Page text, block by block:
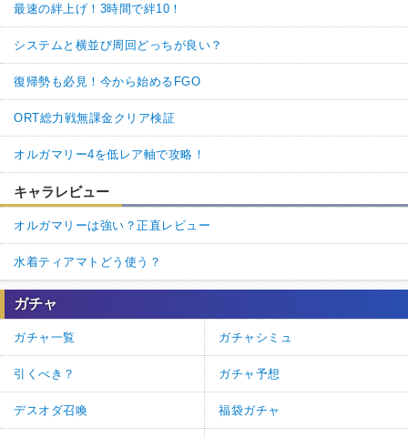
最速の絆上げ！3時間で絆10！
システムと横並び周回どっちが良い？
復帰勢も必見！今から始めるFGO
ORT総力戦無課金クリア検証
オルガマリー4を低レア軸で攻略！
キャラレビュー
オルガマリーは強い？正直レビュー
水着ティアマトどう使う？
ガチャ
ガチャ一覧 ガチャシミュ
引くべき？ ガチャ予想
デスオダ召喚 福袋ガチャ